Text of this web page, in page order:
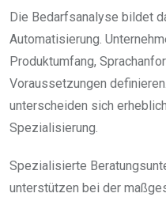
Die Bedarfsanalyse bildet
Automatisierung.
Produktumfang,
Voraussetzungen
unterscheiden sich
Spezialisierung.
Spezialisierte
unterstützen bei der